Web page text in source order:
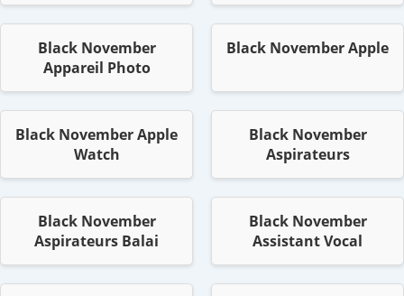
Black November
Appareil Photo
Black November Apple
Black November Apple
Watch
Black November
Aspirateurs
Black November
Aspirateurs Balai
Black November
Assistant Vocal